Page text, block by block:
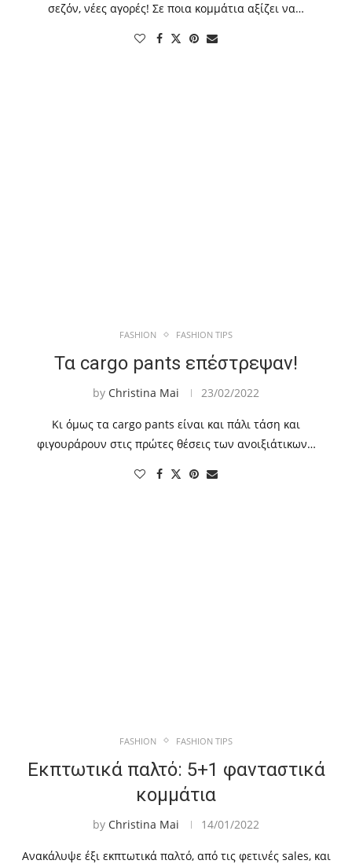
σεζόν, νέες αγορές! Σε ποια κομμάτια αξίζει να…
FASHION FASHION TIPS
Τα cargo pants επέστρεψαν!
by Christina Mai 23/02/2022
Κι όμως τα cargo pants είναι και πάλι τάση και
φιγουράρουν στις πρώτες θέσεις των ανοιξιάτικων…
FASHION FASHION TIPS
Εκπτωτικά παλτό: 5+1 φανταστικά
κομμάτια
by Christina Mai 14/01/2022
Ανακάλυψε έξι εκπτωτικά παλτό, από τις φετινές sales, και